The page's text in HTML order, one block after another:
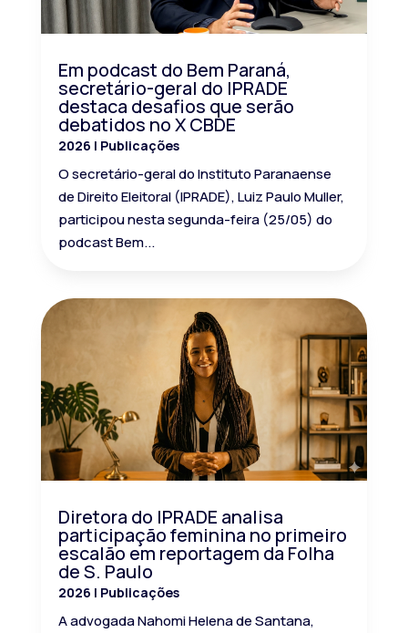
Em podcast do Bem Paraná,
secretário-geral do IPRADE
destaca desafios que serão
debatidos no X CBDE
2026 | Publicações
O secretário-geral do Instituto Paranaense
de Direito Eleitoral (IPRADE), Luiz Paulo Muller,
participou nesta segunda-feira (25/05) do
podcast Bem...
Diretora do IPRADE analisa
participação feminina no primeiro
escalão em reportagem da Folha
de S. Paulo
2026 | Publicações
A advogada Nahomi Helena de Santana,